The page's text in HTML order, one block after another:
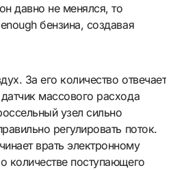
давно не менялся, то
бензина, создавая
За его количество отвечает
массового расхода
узел сильно
регулировать поток.
врать электронному
количестве поступающего